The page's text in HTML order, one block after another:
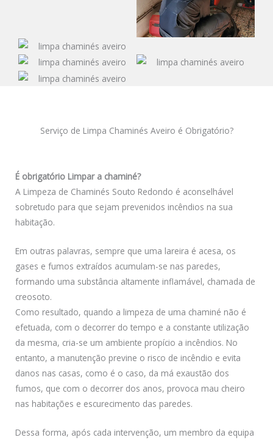
Serviço de Limpa Chaminés Aveiro é Obrigatório?
É obrigatório Limpar a chaminé?
A Limpeza de Chaminés Souto Redondo é aconselhável
sobretudo para que sejam prevenidos incêndios na sua
habitação.
Em outras palavras, sempre que uma lareira é acesa, os
gases e fumos extraídos acumulam-se nas paredes,
formando uma substância altamente inflamável, chamada de
creosoto.
Como resultado, quando a limpeza de uma chaminé não é
efetuada, com o decorrer do tempo e a constante utilização
da mesma, cria-se um ambiente propício a incêndios. No
entanto, a manutenção previne o risco de incêndio e evita
danos nas casas, como é o caso, da má exaustão dos
fumos, que com o decorrer dos anos, provoca mau cheiro
nas habitações e escurecimento das paredes.
Dessa forma, após cada intervenção, um membro da equipa